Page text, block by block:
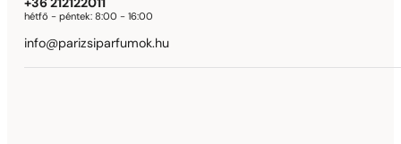
+36 212122011
hétfő - péntek:8:00 - 16:00
info@parizsiparfumok.hu